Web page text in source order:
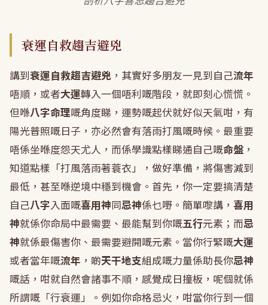
衰運自救趨吉避兇
講到衰運自救趨吉避兇 ，其實好多朋友一見到自己流年
唔順，或者大運轉入一個唔利嘅階段，就即刻心慌慌。
但喺八字命理嘅角度睇，運勢嘅起伏就好似天氣咁，有
陽光普照嘅日子，亦必然會有落雨打風嘅時候。最重要
唔係坐喺度怨天尤人，而係學識點樣睇通自己嘅命盤 ，
知道點樣「打風落雨著蓑衣」，做好準備，將傷害減到
最低，甚至喺逆境中穩到機會。首先，你一定要搞清楚
自己八字入面嘅喜用神同忌神係乜嘢。簡單嚟講， 喜用
神就係你命局中最需要、最能幫到你嘅五行元素；而忌
神就係最傷害你、最需要避開嘅元素。當你行緊嘅大運
或者當年嘅流年 ，啲天干地支組成嘅力量係助長你忌神
嘅話，咁就自然會諸事不順，感覺成日撞板，呢個就係
所謂嘅「行衰運」。例如你命格忌火，咁當你行到一個